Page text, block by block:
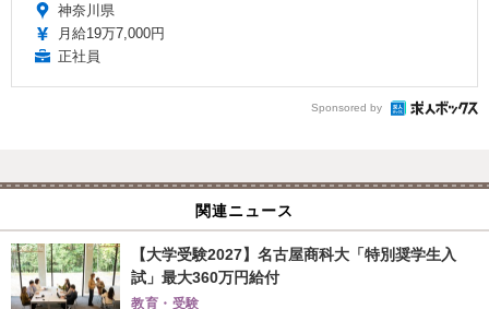
神奈川県
月給19万7,000円
正社員
Sponsored by
関連ニュース
【大学受験2027】名古屋商科大「特別奨学生入
試」最大360万円給付
教育・受験